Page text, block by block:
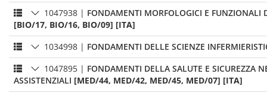
1047938 | FONDAMENTI MORFOLOGICI E FUNZIONALI
[BIO/17, BIO/16, BIO/09] [ITA]
1034998 | FONDAMENTI DELLE SCIENZE
1047895 | FONDAMENTI DELLA SALUTE E SICUREZZA
ASSISTENZIALI [MED/44, MED/42, MED/45, MED/07] [ITA]